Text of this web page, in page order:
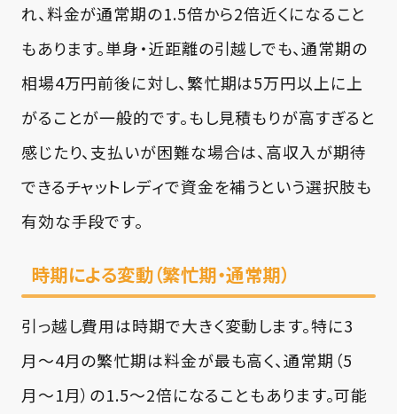
れ、料金が通常期の1.5倍から2倍近くになること
もあります。単身・近距離の引越しでも、通常期の
相場4万円前後に対し、繁忙期は5万円以上に上
がることが一般的です。もし見積もりが高すぎると
感じたり、支払いが困難な場合は、高収入が期待
できるチャットレディで資金を補うという選択肢も
有効な手段です。
時期による変動（繁忙期・通常期）
引っ越し費用は時期で大きく変動します。特に3
月〜4月の繁忙期は料金が最も高く、通常期（5
月〜1月）の1.5〜2倍になることもあります。可能